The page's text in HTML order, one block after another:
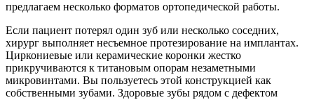
предлагаем несколько форматов ортопедической работы.
Если пациент потерял один зуб или несколько соседних,
хирург выполняет несъемное протезирование на имплантах.
Циркониевые или керамические коронки жестко
прикручиваются к титановым опорам незаметными
микровинтами. Вы пользуетесь этой конструкцией как
собственными зубами. Здоровые зубы рядом с дефектом